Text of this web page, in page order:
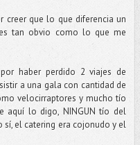
creer que lo que diferencia un
tan obvio como lo que me
haber perdido 2 viajes de
a una gala con cantidad de
velocirraptores y mucho tío
aquí lo digo, NINGUN tío del
el catering era cojonudo y el